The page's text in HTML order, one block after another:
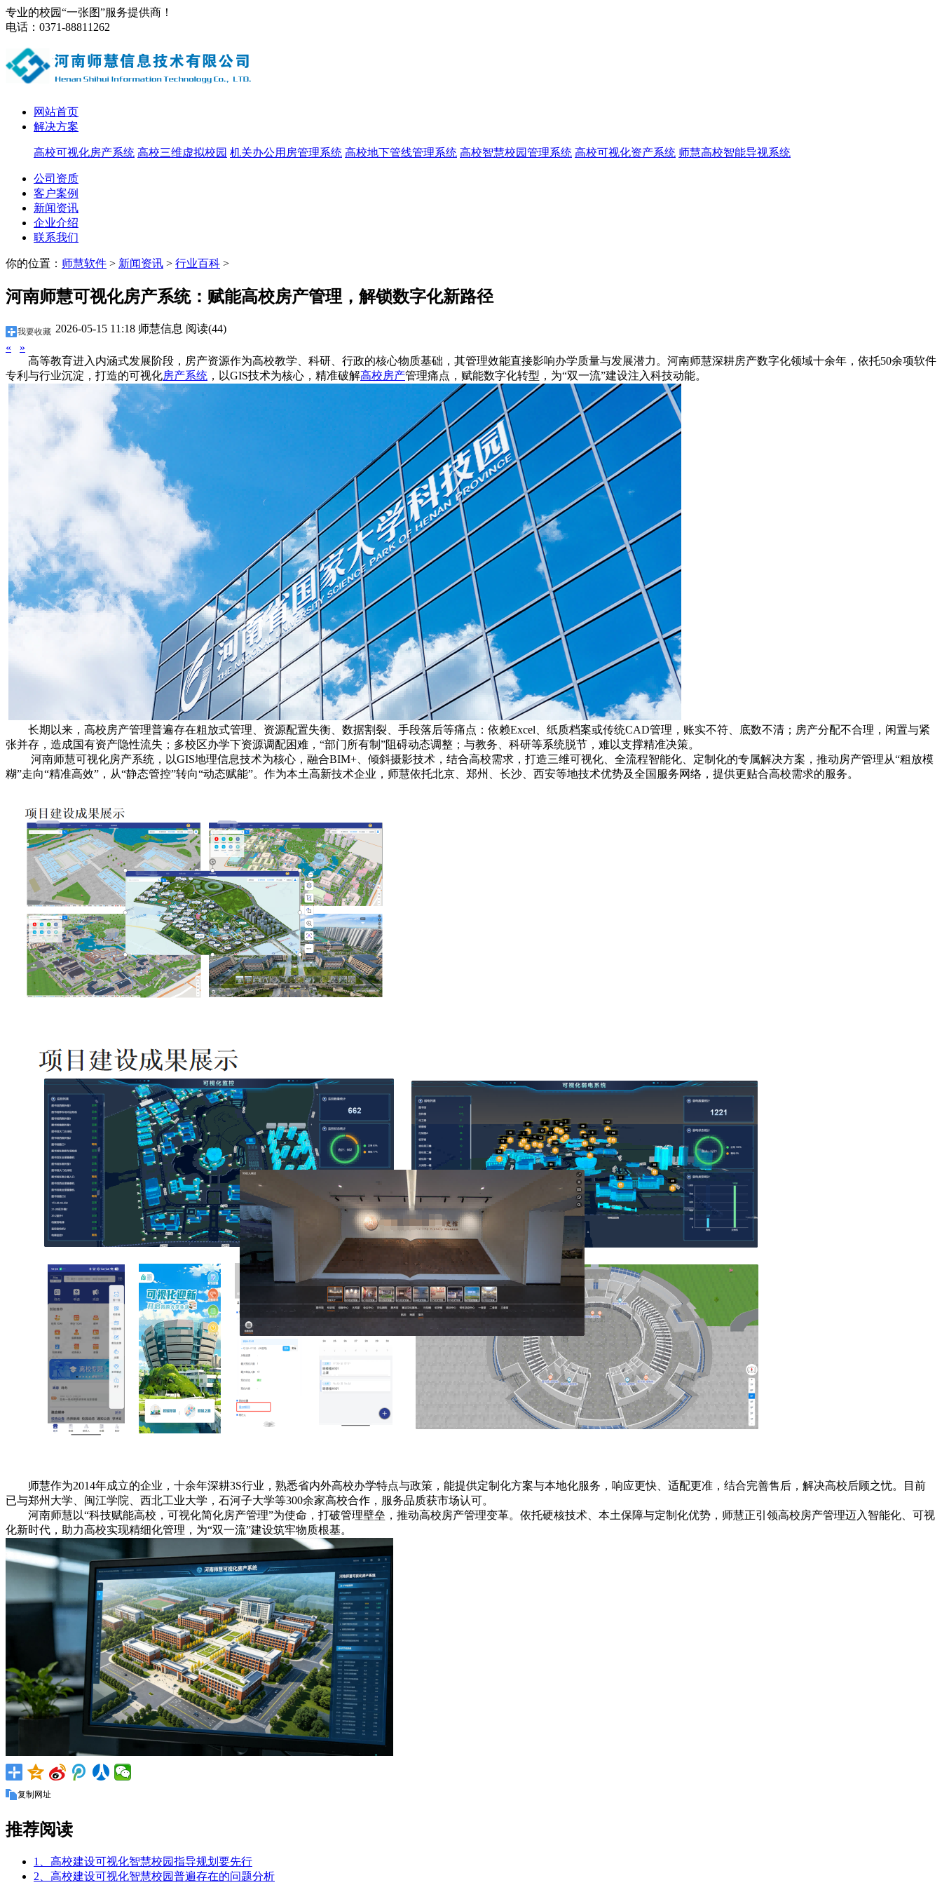
专业的校园“一张图”服务提供商！
电话：0371-88811262
网站首页
解决方案
高校可视化房产系统 高校三维虚拟校园 机关办公用房管理系统 高校地下管线管理系统 高校智慧校园管理系统 高校可视化资产系统 师慧高校智能导视系统
公司资质
客户案例
新闻资讯
企业介绍
联系我们
你的位置： 师慧软件 > 新闻资讯 > 行业百科 >
河南师慧可视化房产系统：赋能高校房产管理，解锁数字化新路径
2026-05-15 11:18 师慧信息 阅读(44)
我要收藏
«
»
高等教育进入内涵式发展阶段，房产资源作为高校教学、科研、行政的核心物质基础，其管理效能直接影响办学质量与发展潜力。河南师慧深耕房产数字化领域十余年，依托50余项软件
专利与行业沉淀，打造的可视化房产系统 ，以GIS技术为核心，精准破解高校房产管理痛点，赋能数字化转型，为“双一流”建设注入科技动能。
长期以来，高校房产管理普遍存在粗放式管理、资源配置失衡、数据割裂、手段落后等痛点：依赖Excel、纸质档案或传统CAD管理，账实不符、底数不清；房产分配不合理，闲置与紧
张并存，造成国有资产隐性流失；多校区办学下资源调配困难，“部门所有制”阻碍动态调整；与教务、科研等系统脱节，难以支撑精准决策。
河南师慧可视化房产系统，以GIS地理信息技术为核心，融合BIM+、倾斜摄影技术，结合高校需求，打造三维可视化、全流程智能化、定制化的专属解决方案，推动房产管理从“粗放模
糊”走向“精准高效”，从“静态管控”转向“动态赋能”。作为本土高新技术企业，师慧依托北京、郑州、长沙、西安等地技术优势及全国服务网络，提供更贴合高校需求的服务。
师慧作为2014年成立的企业，十余年深耕3S行业，熟悉省内外高校办学特点与政策，能提供定制化方案与本地化服务，响应更快、适配更准，结合完善售后，解决高校后顾之忧。目前
已与郑州大学、闽江学院、西北工业大学，石河子大学等300余家高校合作，服务品质获市场认可。
河南师慧以“科技赋能高校，可视化简化房产管理”为使命，打破管理壁垒，推动高校房产管理变革。依托硬核技术、本土保障与定制化优势，师慧正引领高校房产管理迈入智能化、可视
化新时代，助力高校实现精细化管理，为“双一流”建设筑牢物质根基。
复制网址
推荐阅读
1、高校建设可视化智慧校园指导规划要先行
2、高校建设可视化智慧校园普遍存在的问题分析